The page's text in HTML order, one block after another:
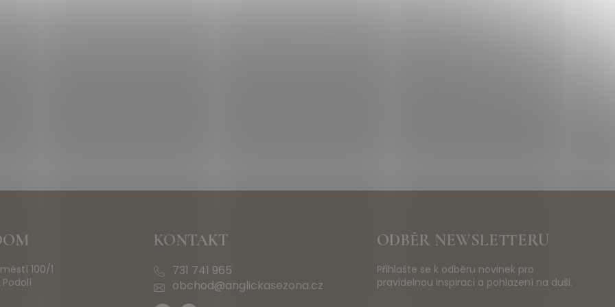
100/1
KONTAKT
731 741 965
obchod@anglickasezona.cz
ODBĚR NEWSLETTERU
Přihlašte se k odběru novinek pro
pravidelnou inspiraci a pohlazení na duši.